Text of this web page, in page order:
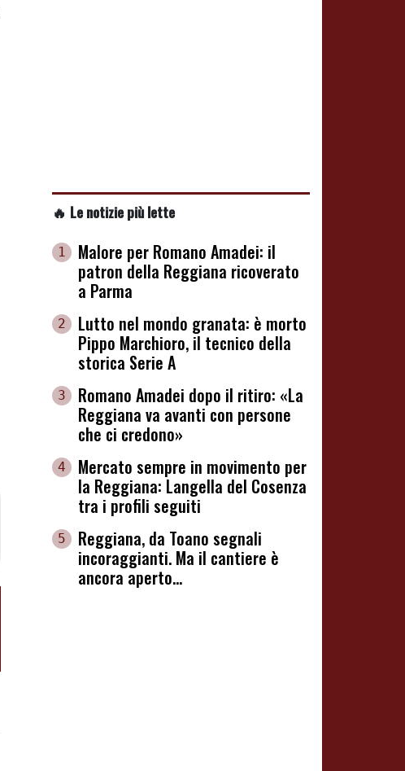
🔥 Le notizie più lette
1
Malore per Romano Amadei: il
patron della Reggiana ricoverato
a Parma
2
Lutto nel mondo granata: è morto
Pippo Marchioro, il tecnico della
storica Serie A
3
Romano Amadei dopo il ritiro: «La
Reggiana va avanti con persone
che ci credono»
4
Mercato sempre in movimento per
la Reggiana: Langella del Cosenza
tra i profili seguiti
5
Reggiana, da Toano segnali
incoraggianti. Ma il cantiere è
ancora aperto...